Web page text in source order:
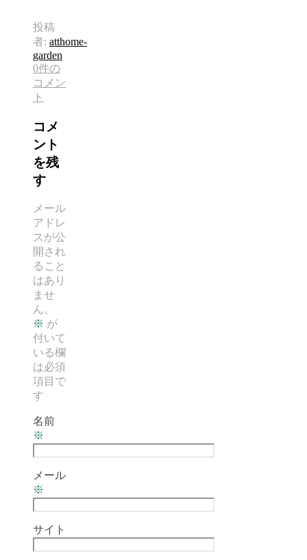
投稿
者: atthome-
garden
0件の
コメン
ト
コメ
ント
を残
す
メール
アドレ
スが公
開され
ること
はあり
ませ
ん。
※ が
付いて
いる欄
は必須
項目で
す
名前
※
メール
※
サイト